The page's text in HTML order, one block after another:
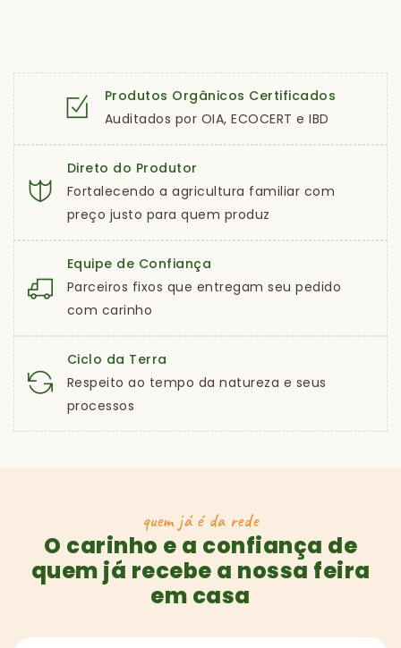
Produtos Orgânicos Certificados
Auditados por OIA, ECOCERT e IBD
Direto do Produtor
Fortalecendo a agricultura familiar com
preço justo para quem produz
Equipe de Confiança
Parceiros fixos que entregam seu pedido
com carinho
Ciclo da Terra
Respeito ao tempo da natureza e seus
processos
quem já é da rede
O carinho e a confiança de
quem já recebe a nossa feira
em casa